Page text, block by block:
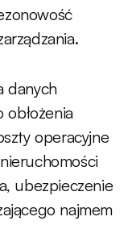
danych
operacyjne
ubezpieczenie
najmem